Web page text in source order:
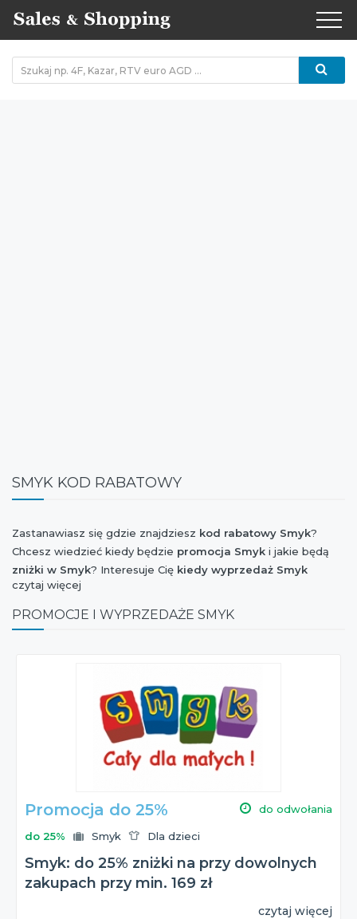
SMYK KOD RABATOWY
Zastanawiasz się gdzie znajdziesz kod rabatowy Smyk?
Chcesz wiedzieć kiedy będzie promocja Smyk i jakie będą
zniżki w Smyk? Interesuje Cię kiedy wyprzedaż Smyk
kolekcji wiosna-lato lub jesień-zima? Chcesz mieć wiadomość
dołączyła do akcji Weekend Zniżek,
i jaki jest rabat Smykz tej okazji?
Wszystkie te informacje znajdziesz na naszej stronie!
czytaj więcej
PROMOCJE I WYPRZEDAŻE SMYK
Promocja do 25% do odwołania
do 25% Smyk Dla dzieci
Smyk: do 25% zniżki na przy dowolnych
zakupach przy min. 169 zł
czytaj więcej